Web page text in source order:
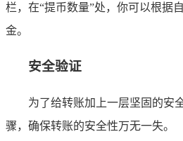
栏，在“提币数量”处，你可以根据
金。
安全验证
为了给转账加上一层坚固的安
骤，确保转账的安全性万无一失。